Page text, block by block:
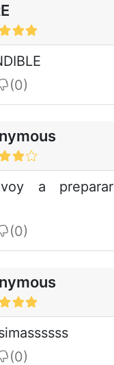
I do not
voy a
I do not
I do not